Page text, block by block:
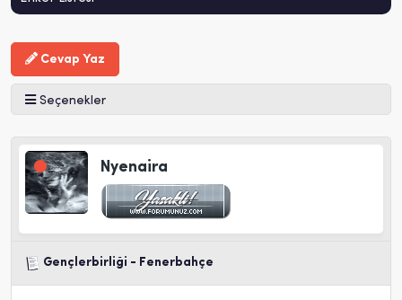
Cevap Yaz
Seçenekler
Nyenaira
Gençlerbirliği - Fenerbahçe